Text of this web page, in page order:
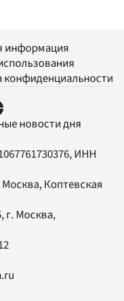
информация
конфиденциальности
новости дня
ИНН
Коптевская
, г. Москва,